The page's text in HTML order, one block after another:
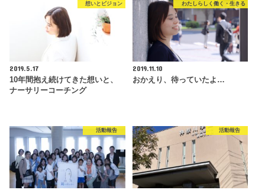
想いとビジョン
2019.5.17
10年間抱え続けてきた想いと、
ナーサリーコーチング
わたしらしく働く・生きる
2019.11.10
おかえり、待っていたよ…
活動報告 活動報告